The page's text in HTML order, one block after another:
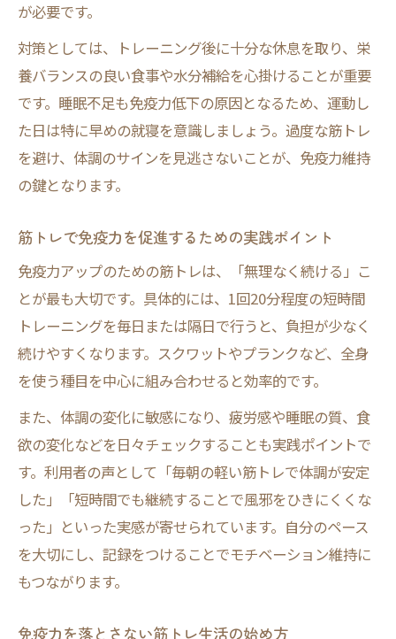
が必要です。
対策としては、トレーニング後に十分な休息を取り、栄
養バランスの良い食事や水分補給を心掛けることが重要
です。睡眠不足も免疫力低下の原因となるため、運動し
た日は特に早めの就寝を意識しましょう。過度な筋トレ
を避け、体調のサインを見逃さないことが、免疫力維持
の鍵となります。
筋トレで免疫力を促進するための実践ポイント
免疫力アップのための筋トレは、「無理なく続ける」こ
とが最も大切です。具体的には、1回20分程度の短時間
トレーニングを毎日または隔日で行うと、負担が少なく
続けやすくなります。スクワットやプランクなど、全身
を使う種目を中心に組み合わせると効率的です。
また、体調の変化に敏感になり、疲労感や睡眠の質、食
欲の変化などを日々チェックすることも実践ポイントで
す。利用者の声として「毎朝の軽い筋トレで体調が安定
した」「短時間でも継続することで風邪をひきにくくな
った」といった実感が寄せられています。自分のペース
を大切にし、記録をつけることでモチベーション維持に
もつながります。
免疫力を落とさない筋トレ生活の始め方